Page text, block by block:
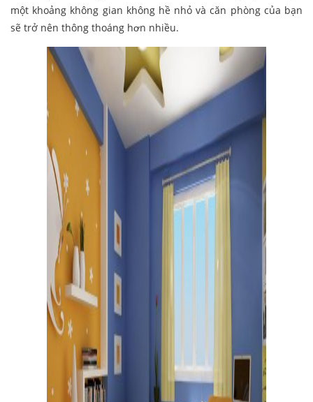
một khoảng không gian không hề nhỏ và căn phòng của bạn
sẽ trở nên thông thoáng hơn nhiều.